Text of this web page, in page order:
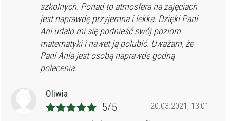
szkolnych. Ponad to atmosfera na zajęciach
jest naprawdę przyjemna i lekka. Dzięki Pani
Ani udało mi się podnieść swój poziom
matematyki i nawet ją polubić. Uważam, że
Pani Ania jest osobą naprawdę godną
polecenia.
Oliwia
20.03.2021, 13:01
5/5